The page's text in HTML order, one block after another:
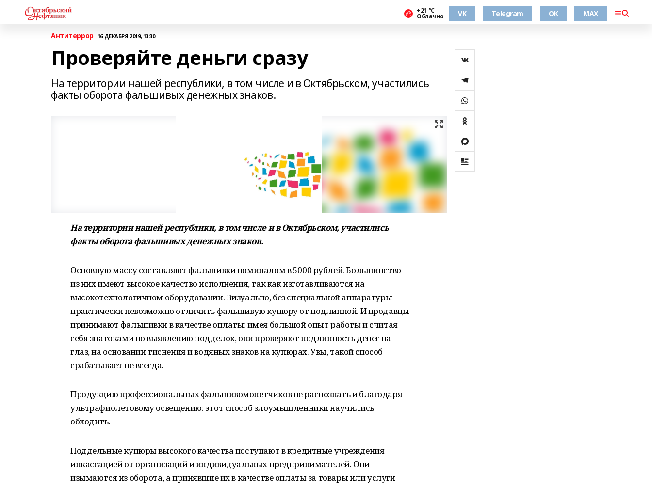
+21 °С
Облачно VK Telegram ОК MAX
Антитеррор 16 ДЕКАБРЯ 2019, 13:30
Проверяйте деньги сразу
На территории нашей республики, в том числе и в Октябрьском, участились
факты оборота фальшивых денежных знаков.
На территории нашей республики, в том числе и в Октябрьском, участились
факты оборота фальшивых денежных знаков.
Основную массу составляют фальшивки номиналом в 5000 рублей. Большинство
из них имеют высокое качество исполнения, так как изготавливаются на
высокотехнологичном оборудовании. Визуально, без специальной аппаратуры
практически невозможно отличить фальшивую купюру от подлинной. И продавцы
принимают фальшивки в качестве оплаты: имея большой опыт работы и считая
себя знатоками по выявлению подделок, они проверяют подлинность денег на
глаз, на основании тиснения и водяных знаков на купюрах. Увы, такой способ
срабатывает не всегда.
Продукцию профессиональных фальшивомонетчиков не распознать и благодаря
ультрафиолетовому освещению: этот способ злоумышленники научились
обходить.
Поддельные купюры высокого качества поступают в кредитные учреждения
инкассацией от организаций и индивидуальных предпринимателей. Они
изымаются из оборота, а принявшие их в качестве оплаты за товары или услуги